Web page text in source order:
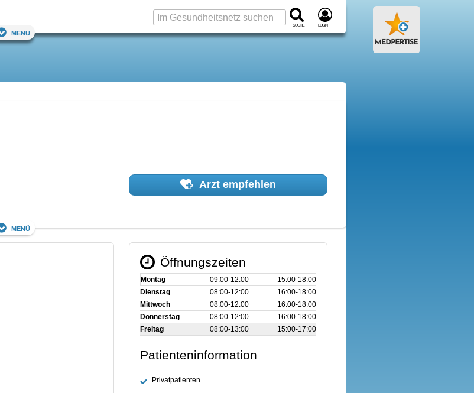
Suche Login
Menü
Arzt empfehlen
Menü
Öffnungszeiten
Montag 09:00‑12:00
15:00‑18:00
Dienstag
08:00‑12:00
16:00‑18:00
Mittwoch
08:00‑12:00
16:00‑18:00
Donnerstag
08:00‑12:00
16:00‑18:00
Freitag
08:00‑13:00 15:00‑17:00
Patienteninformation
Privatpatienten